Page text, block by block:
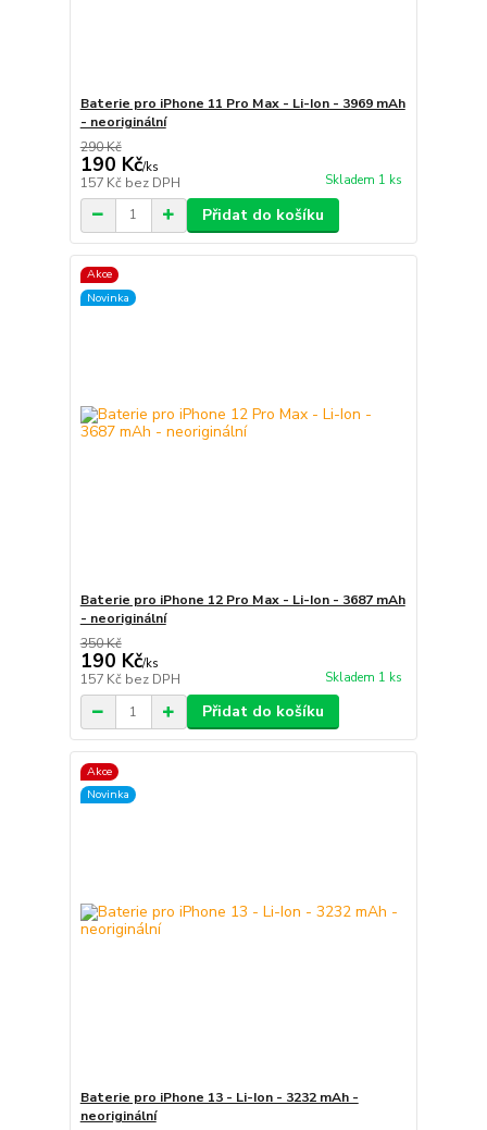
Baterie pro iPhone 11 Pro Max - Li-Ion - 3969 mAh
- neoriginální
290 Kč
190 Kč/ks
157 Kč bez DPH Skladem 1 ks
Přidat do košíku
Akce
Novinka
Baterie pro iPhone 12 Pro Max - Li-Ion - 3687 mAh
- neoriginální
350 Kč
190 Kč/ks
157 Kč bez DPH Skladem 1 ks
Přidat do košíku
Akce
Novinka
Baterie pro iPhone 13 - Li-Ion - 3232 mAh -
neoriginální